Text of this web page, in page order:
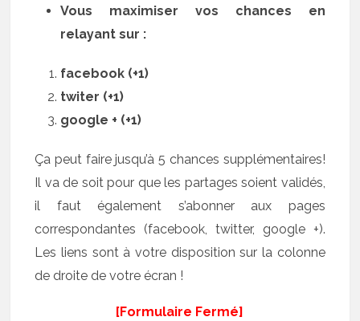
Vous maximiser vos chances en
relayant sur :
facebook (+1)
twiter (+1)
google + (+1)
Ça peut faire jusqu’à 5 chances supplémentaires!
Il va de soit pour que les partages soient validés,
il faut également s’abonner aux pages
correspondantes (facebook, twitter, google +).
Les liens sont à votre disposition sur la colonne
de droite de votre écran !
[Formulaire Fermé]